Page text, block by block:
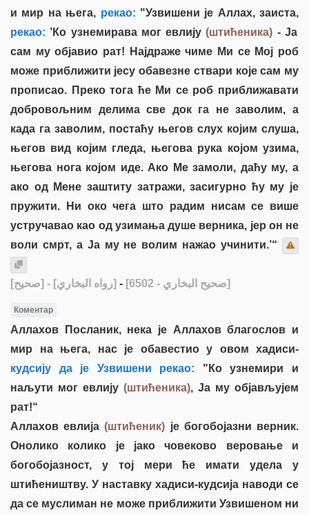
и мир на њега, рекао: "Узвишени је Аллах, заиста,
рекао: ’Ко узнемирава мог евлију(штићеника) - Ја
сам му објавио рат! Најдраже чиме Ми се Мој роб
може приближити јесу обавезне ствари које сам му
прописао. Преко тога ће Ми се роб приближавати
добровољним делима све док га не заволим, а
када га заволим, постаћу његов слух којим слуша,
његов вид којим гледа, његова рука којом узима,
његова нога којом иде. Ако Ме замоли, даћу му, а
ако од Мене заштиту затражи, засигурно ћу му је
пружити. Ни око чега што радим нисам се више
устручавао као од узимања душе верника, јер он не
воли смрт, а Ја му не волим нажао учинити.’“
[صحيح] - [رواه البخاري] - [صحيح البخاري - 6502]
Коментар
Аллахов Посланик, нека је Аллахов благослов и
мир на њега, нас је обавестио у овом хадиси-
кудсију да је Узвишени рекао: "Ко узнемири и
наљути мог евлију (штићеника), Ја му објављујем
рат!“
Аллахов евлија(штићеник) је богобојазни верник.
Онолико колико је јако човеково веровање и
богобојазност, у тој мери ће имати удела у
штићеништву. У наставку хадиси-кудсија наводи се
да се муслиман не може приближити Узвишеном ни